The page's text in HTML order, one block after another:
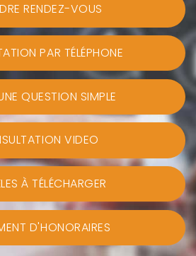
RENDEZ-VOUS
PAR TÉLÉPHONE
QUESTION SIMPLE
VIDEO
À TÉLÉCHARGER
D'HONORAIRES